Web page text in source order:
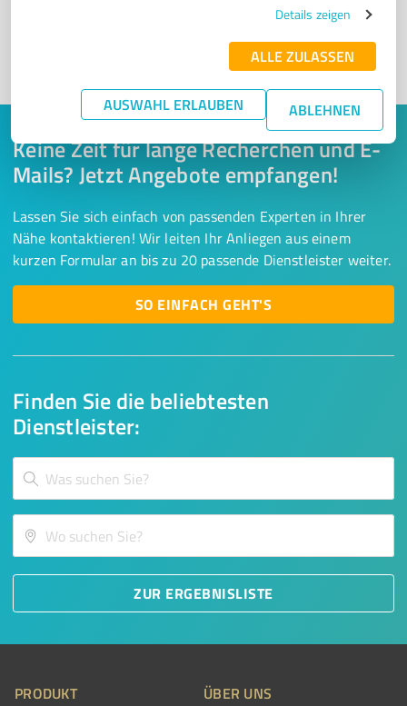
Details zeigen
ALLE ZULASSEN
AUSWAHL ERLAUBEN ABLEHNEN
1
Finden Sie die beliebtesten
Dienstleister:
ZUR ERGEBNISLISTE
Keine Zeit für lange Recherchen und E-
Mails? Jetzt Angebote empfangen!
Lassen Sie sich einfach von passenden Experten in Ihrer
Nähe kontaktieren! Wir leiten Ihr Anliegen aus einem
kurzen Formular an bis zu 20 passende Dienstleister weiter.
SO EINFACH GEHT'S
PRODUKT ÜBER UNS